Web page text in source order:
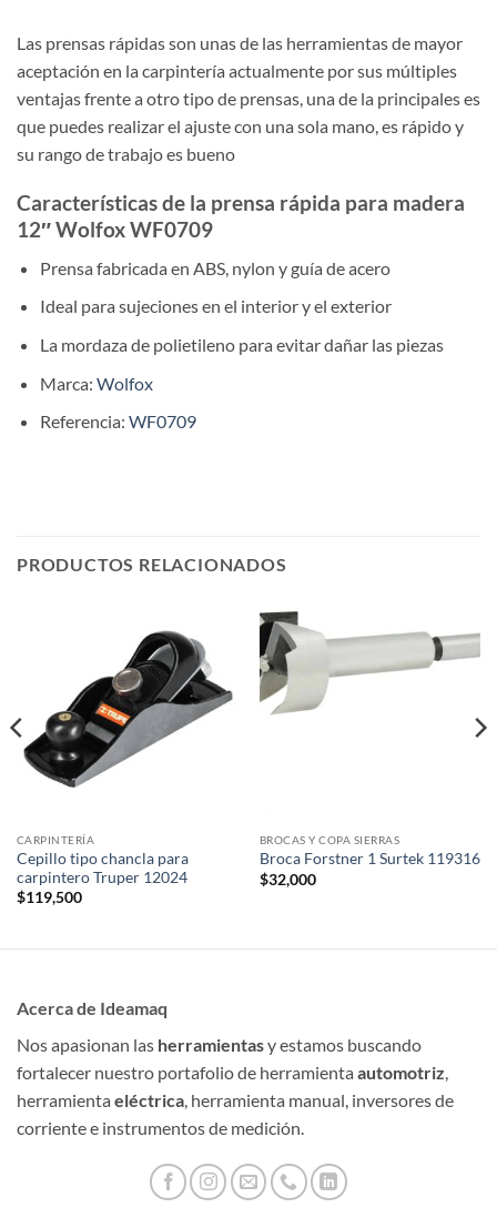
Las prensas rápidas son unas de las herramientas de mayor
aceptación en la carpintería actualmente por sus múltiples
ventajas frente a otro tipo de prensas, una de la principales es
que puedes realizar el ajuste con una sola mano, es rápido y
su rango de trabajo es bueno
Características de la prensa rápida para madera
12″ Wolfox WF0709
Prensa fabricada en ABS, nylon y guía de acero
Ideal para sujeciones en el interior y el exterior
La mordaza de polietileno para evitar dañar las piezas
Marca: Wolfox
Referencia: WF0709
PRODUCTOS RELACIONADOS
CARPINTERÍA
Cepillo tipo chancla para
carpintero Truper 12024
$119,500
BROCAS Y COPA SIERRAS
Broca Forstner 1 Surtek 119316
$32,000
Acerca de Ideamaq
Nos apasionan las herramientasy estamos buscando
fortalecer nuestro portafolio de herramienta automotriz
herramienta eléctrica , herramienta manual, inversores de
corriente e instrumentos de medición.